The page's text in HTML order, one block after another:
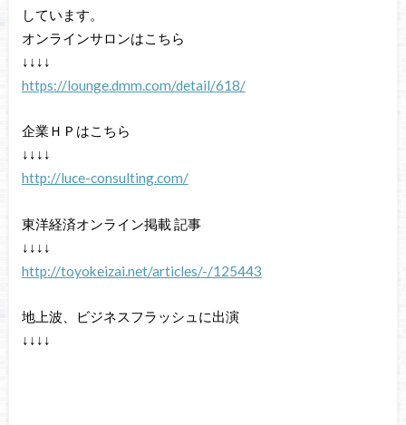
しています。
オンラインサロンはこちら
↓↓↓↓
https://lounge.dmm.com/detail/618/
企業ＨＰはこちら
↓↓↓↓
http://luce-consulting.com/
東洋経済オンライン掲載 記事
↓↓↓↓
http://toyokeizai.net/articles/-/125443
地上波、ビジネスフラッシュに出演
↓↓↓↓